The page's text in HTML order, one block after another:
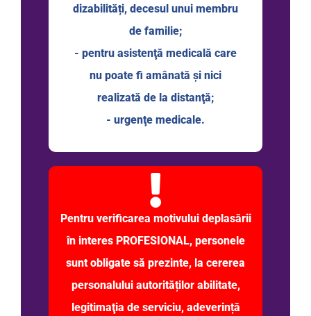
dizabilități, decesul unui membru
de familie;
- pentru asistenţă medicală care
nu poate fi amânată şi nici
realizată de la distanţă;
- urgenţe medicale.
Pentru verificarea motivului deplasării
în interes PROFESIONAL, personele
sunt obligate să prezinte, la cererea
personalului autorităților abilitate,
legitimaţia de serviciu, adeverință